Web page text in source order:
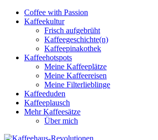
Coffee with Passion
Kaffeekultur
Frisch aufgebrüht
Kaffeegeschichte(n)
Kaffeepinakothek
Kaffeehotspots
Meine Kaffeeplätze
Meine Kaffeereisen
Meine Filterlieblinge
Kaffeeduden
Kaffeeplausch
Mehr Kaffeesätze
Über mich